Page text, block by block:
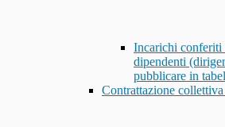
Incarichi conferiti
dipendenti
pubblicare in
Contrattazione collettiva